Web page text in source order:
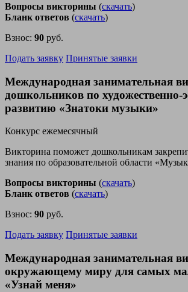
Вопросы викторины (скачать)
Бланк ответов (скачать)
Взнос: 90 руб.
Подать заявку Принятые заявки
Международная занимательная
дошкольников по художественно-
развитию «Знатоки музыки»
Конкурс ежемесячный
Викторина поможет дошкольникам
знания по образовательной области
Вопросы викторины (скачать)
Бланк ответов (скачать)
Взнос: 90 руб.
Подать заявку Принятые заявки
Международная занимательная
окружающему миру для самых
«Узнай меня»